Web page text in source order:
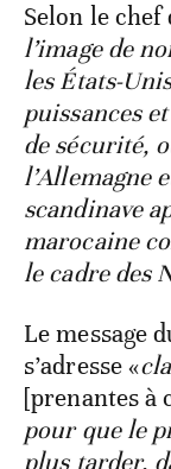
Selon le
l’image de
les États-
puissances
de sécurité,
l’Allemagne
scandinave
marocaine
le cadre des
Le message
s’adresse «
[prenantes à
pour que le
plus tarder,